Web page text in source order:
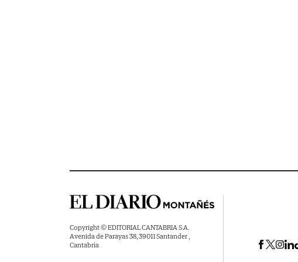
Copyright © EDITORIAL CANTABRIA S.A.
Avenida de Parayas 38, 39011 Santander ,
Cantabria